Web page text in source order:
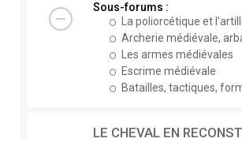
Sous-forums :
La poliorcétique et
Archerie médiévale,
Les armes médiévales
Escrime médiévale
Batailles, tactiques,
LE CHEVAL EN